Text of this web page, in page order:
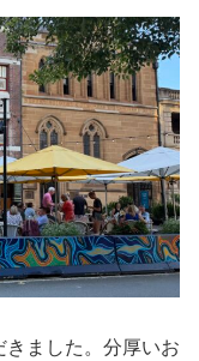
ました。分厚いお